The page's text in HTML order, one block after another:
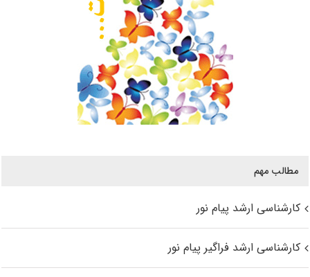
مطالب مهم
کارشناسی ارشد پیام نور
کارشناسی ارشد فراگیر پیام نور